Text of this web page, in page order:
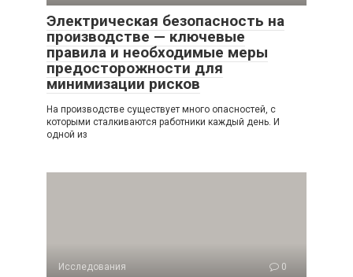
Электрическая безопасность на
производстве — ключевые
правила и необходимые меры
предосторожности для
минимизации рисков
На производстве существует много опасностей, с
которыми сталкиваются работники каждый день. И
одной из
Исследования 0